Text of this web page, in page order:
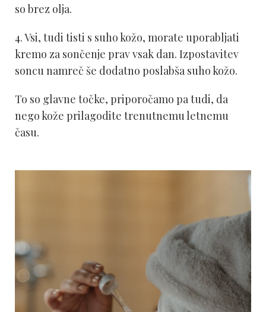
so brez olja.
4. Vsi, tudi tisti s suho kožo, morate uporabljati
kremo za sončenje prav vsak dan. Izpostavitev
soncu namreč še dodatno poslabša suho kožo.
To so glavne točke, priporočamo pa tudi, da
nego kože prilagodite trenutnemu letnemu
času.